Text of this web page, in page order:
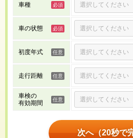
車種
車の状態
初度年式
走行距離
車検の
有効期間
次へ（20秒で